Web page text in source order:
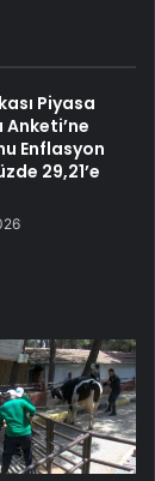
Piyasa
Anketi’ne
Enflasyon
29,21’e